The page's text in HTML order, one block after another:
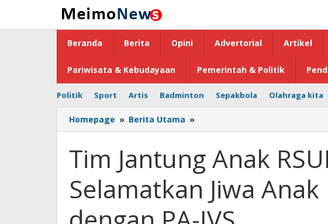
konten
Beranda Berita Opini Advertorial Artikel
Pariwisata & Kebudayaan Pemerintah & Politik
Politik Sport Artis Badminton Sepakbola Olahraga kita
Homepage » Berita Utama »
Jantung
RSUP
Kandou
Selamatkan
Jiwa
Anak
Usia
Tim Jantung Anak
Selamatkan Jiwa